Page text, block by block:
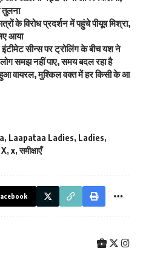
तुलना
के विरोध प्रदर्शन में पहुंचे पीयूष मिश्रा,
आया
सीन्स पर ट्रोलिंग के बीच यश ने
लोग समझ नहीं पाए, समय बदल रहा है
वायरल, मुश्किल वक्त में हर किसी के आ
, Laapataa Ladies, Ladies,
, x,समीक्षाएँ